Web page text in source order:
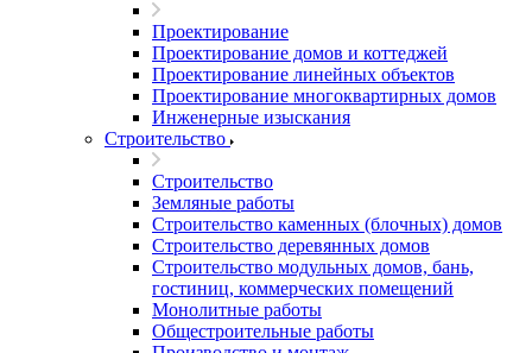
Проектирование
Проектирование домов и коттеджей
Проектирование линейных объектов
Проектирование многоквартирных домов
Инженерные изыскания
Строительство
Строительство
Земляные работы
Строительство каменных (блочных) домов
Строительство деревянных домов
Строительство модульных домов, бань,
гостиниц, коммерческих помещений
Монолитные работы
Общестроительные работы